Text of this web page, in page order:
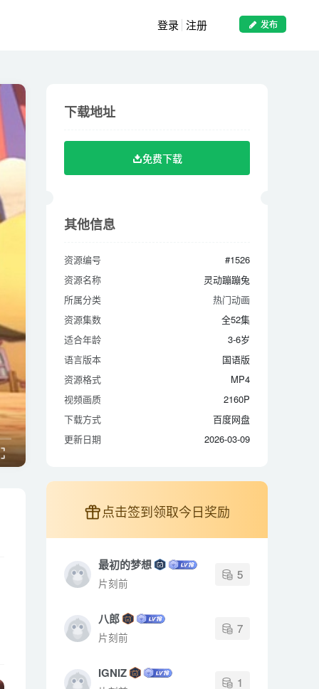
发布
登录 注册
免费下载
资源名称
灵动蹦蹦兔
所属分类
热门动画
资源集数
全52集
适合年龄
3-6岁
语言版本
国语版
资源格式
MP4
视频画质
2160P
下载方式
百度网盘
更新日期
2026-03-09
下载地址
免费下载
其他信息
资源编号
#1526
资源名称
灵动蹦蹦兔
所属分类
热门动画
资源集数
全52集
适合年龄
3-6岁
语言版本
国语版
资源格式
MP4
视频画质
2160P
下载方式
百度网盘
更新日期
2026-03-09
点击签到领取今日奖励
最初的梦想
片刻前
5
八郎
片刻前
7
IGNIZ
1